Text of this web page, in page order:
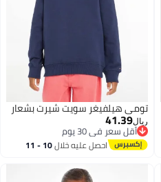
3
تومي هيلفيغر سويت شيرت بشعار
ريال41.39
أقل سعر في 30 يوم
أقل سعر في 30 يوماحصل عليه خلال 10 - 11